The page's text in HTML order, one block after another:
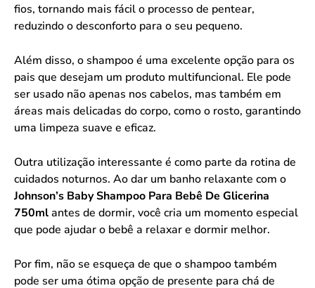
fios, tornando mais fácil o processo de pentear,
reduzindo o desconforto para o seu pequeno.
Além disso, o shampoo é uma excelente opção para os
pais que desejam um produto multifuncional. Ele pode
ser usado não apenas nos cabelos, mas também em
áreas mais delicadas do corpo, como o rosto, garantindo
uma limpeza suave e eficaz.
Outra utilização interessante é como parte da rotina de
cuidados noturnos. Ao dar um banho relaxante com o
Johnson’s Baby Shampoo Para Bebê De Glicerina
750mlantes de dormir, você cria um momento especial
que pode ajudar o bebê a relaxar e dormir melhor.
Por fim, não se esqueça de que o shampoo também
pode ser uma ótima opção de presente para chá de